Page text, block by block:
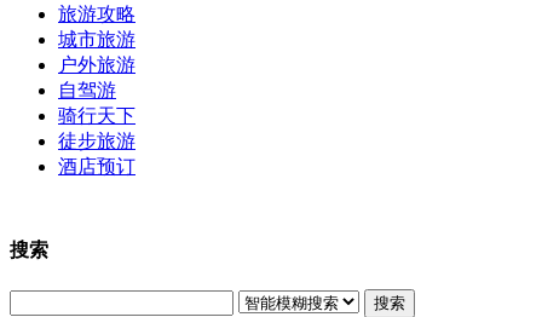
旅游攻略
城市旅游
户外旅游
自驾游
骑行天下
徒步旅游
酒店预订
搜索
搜索